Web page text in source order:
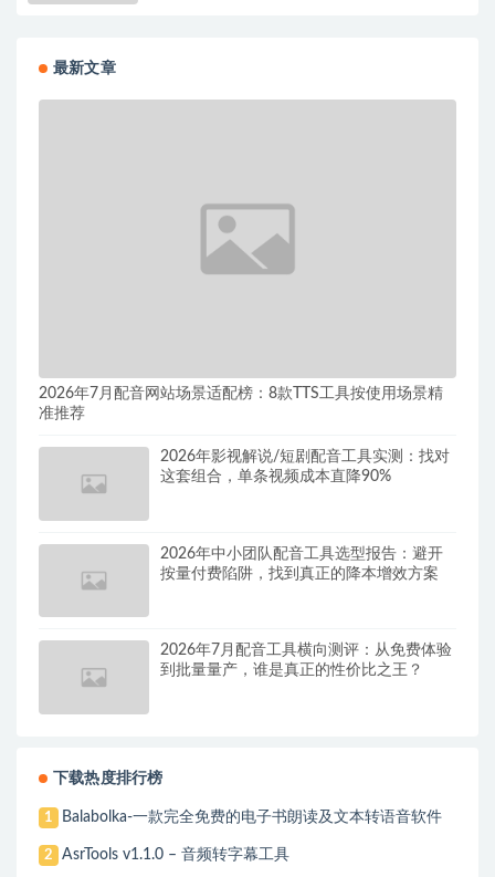
最新文章
2026年7月配音网站场景适配榜：8款TTS工具按使用场景精
准推荐
2026年影视解说/短剧配音工具实测：找对
这套组合，单条视频成本直降90%
2026年中小团队配音工具选型报告：避开
按量付费陷阱，找到真正的降本增效方案
2026年7月配音工具横向测评：从免费体验
到批量量产，谁是真正的性价比之王？
下载热度排行榜
1 Balabolka-一款完全免费的电子书朗读及文本转语音软件
2 AsrTools v1.1.0 – 音频转字幕工具